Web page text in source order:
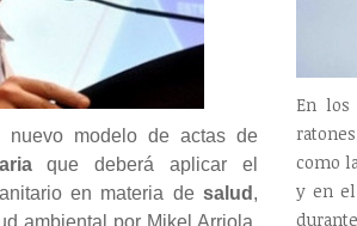
nuevo modelo de actas de
que deberá aplicar el
en materia de salud ,
En los
como
y en el